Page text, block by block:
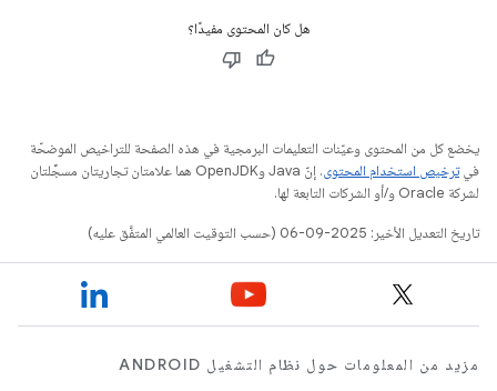
هل كان المحتوى مفيدًا؟
يخضع كل من المحتوى وعيّنات التعليمات البرمجية في هذه الصفحة للتراخيص الموضحّة
فيترخيص استخدام المحتوى
. إنّ Java وOpenJDK هما علامتان تجاريتان مسجَّلتان
لشركة Oracle و/أو الشركات التابعة لها.
تاريخ التعديل الأخير: 2025-09-06 (حسب التوقيت العالمي المتفَّق عليه)
مزيد من المعلومات حول نظام التشغيل ANDROID